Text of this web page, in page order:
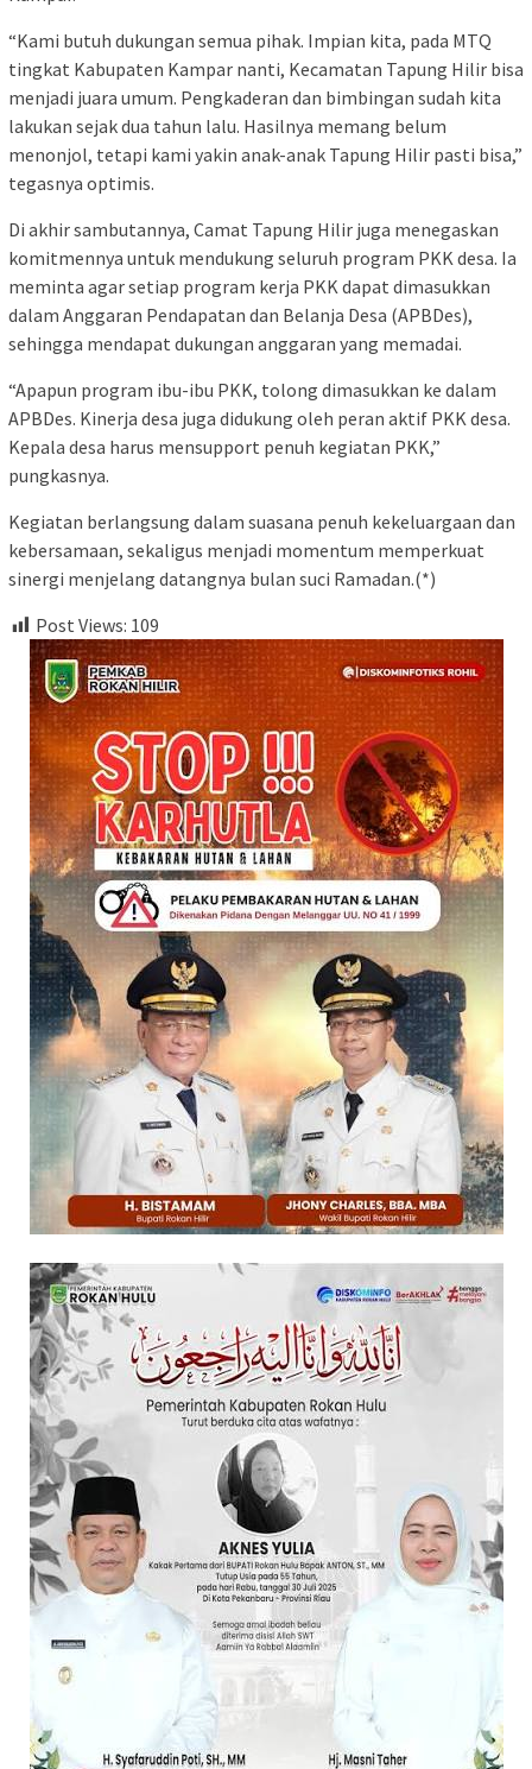
“Kami butuh dukungan semua pihak. Impian kita, pada MTQ
tingkat Kabupaten Kampar nanti, Kecamatan Tapung Hilir bisa
menjadi juara umum. Pengkaderan dan bimbingan sudah kita
lakukan sejak dua tahun lalu. Hasilnya memang belum
menonjol, tetapi kami yakin anak-anak Tapung Hilir pasti bisa,”
tegasnya optimis.
Di akhir sambutannya, Camat Tapung Hilir juga menegaskan
komitmennya untuk mendukung seluruh program PKK desa. Ia
meminta agar setiap program kerja PKK dapat dimasukkan
dalam Anggaran Pendapatan dan Belanja Desa (APBDes),
sehingga mendapat dukungan anggaran yang memadai.
“Apapun program ibu-ibu PKK, tolong dimasukkan ke dalam
APBDes. Kinerja desa juga didukung oleh peran aktif PKK desa.
Kepala desa harus mensupport penuh kegiatan PKK,”
pungkasnya.
Kegiatan berlangsung dalam suasana penuh kekeluargaan dan
kebersamaan, sekaligus menjadi momentum memperkuat
sinergi menjelang datangnya bulan suci Ramadan.(*)
Post Views: 109